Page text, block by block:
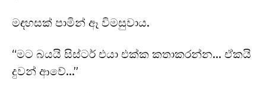
මඳහසක් පාමින් ඈ විමසුවාය.
“මට බයයි සිස්ටර් එයා එක්ක කතාකරන්න… ඒකයි
දුවන් ආවේ…”